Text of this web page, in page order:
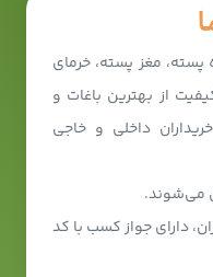
پسته، مغز پسته، خرمای
از بهترین باغات و
داخلی و خاجی
می‌شوند.
دارای جواز کسب با کد